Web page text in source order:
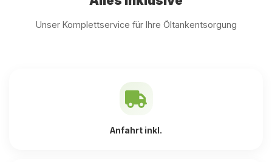
Unser Komplettservice für Ihre Öltankentsorgung
Anfahrt inkl.